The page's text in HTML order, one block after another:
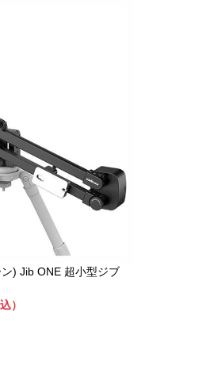
) Jib ONE 超小型ジブ
）